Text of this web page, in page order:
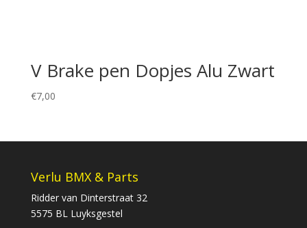
V Brake pen Dopjes Alu Zwart
€7,00
Verlu BMX & Parts
Ridder van Dinterstraat 32
5575 BL Luyksgestel